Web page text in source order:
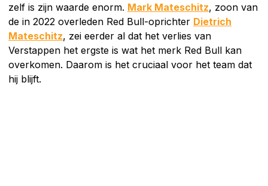
zelf is zijn waarde enorm. Mark Mateschitz, zoon van
de in 2022 overleden Red Bull-oprichter Dietrich
Mateschitz, zei eerder al dat het verlies van
Verstappen het ergste is wat het merk Red Bull kan
overkomen. Daarom is het cruciaal voor het team dat
hij blijft.